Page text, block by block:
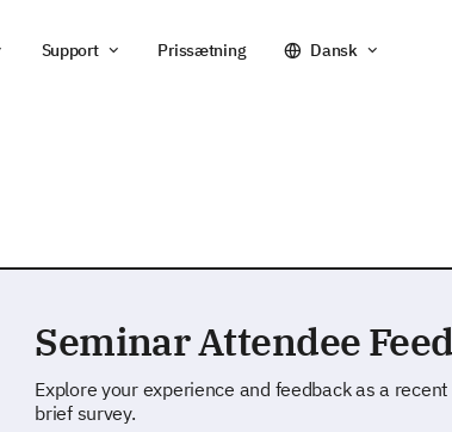
Support Prissætning Dansk
Seminar Attendee
Explore your experience and feedback as a
brief survey.